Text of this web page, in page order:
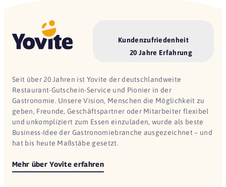
Kundenzufriedenheit
20 Jahre Erfahrung
Seit über 20 Jahren ist Yovite der deutschlandweite
Restaurant-Gutschein-Service und Pionier in der
Gastronomie. Unsere Vision, Menschen die Möglichkeit zu
geben, Freunde, Geschäftspartner oder Mitarbeiter flexibel
und unkompliziert zum Essen einzuladen, wurde als beste
Business-Idee der Gastronomiebranche ausgezeichnet – und
hat bis heute Maßstäbe gesetzt.
Mehr über Yovite erfahren